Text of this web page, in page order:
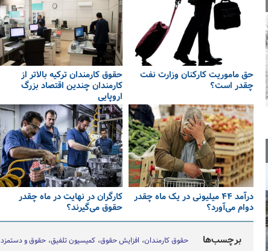
حق ماموریت کارکنان وزارت نفت
چقدر است؟
حقوق کارمندان ترکیه بالاتر از
کارمندان چندین اقتصاد بزرگ
اروپایی
درآمد ۴۴ میلیونی در یک ماه چقدر
دوام می‌آورد؟
کارگران در نهایت در ماه چقدر
حقوق می‌گیرند؟
برچسب‌ها حقوق کارمندان افزايش حقوق کمیسیون تلفیق حقوق و دستمزد